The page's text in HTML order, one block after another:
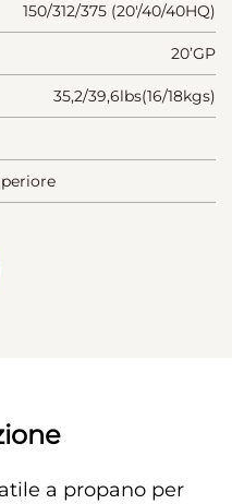
150/312/375 (20'/40/40HQ)
20’GP
35,2/39,6lbs(16/18kgs)
a propano per